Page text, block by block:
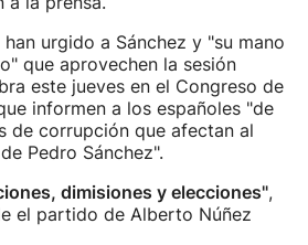
urgido a Sánchez y "su mano
que aprovechen la sesión
este jueves en el Congreso de
informen a los españoles "de
de corrupción que afectan al
Pedro Sánchez".
dimisiones y elecciones",
el partido de Alberto Núñez